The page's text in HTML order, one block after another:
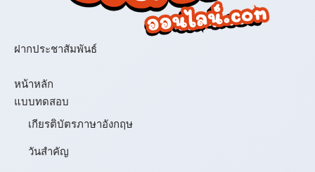
ฝากประชาสัมพันธ์
หน้าหลัก
แบบทดสอบ
เกียรติบัตรภาษาอังกฤษ
วันสำคัญ